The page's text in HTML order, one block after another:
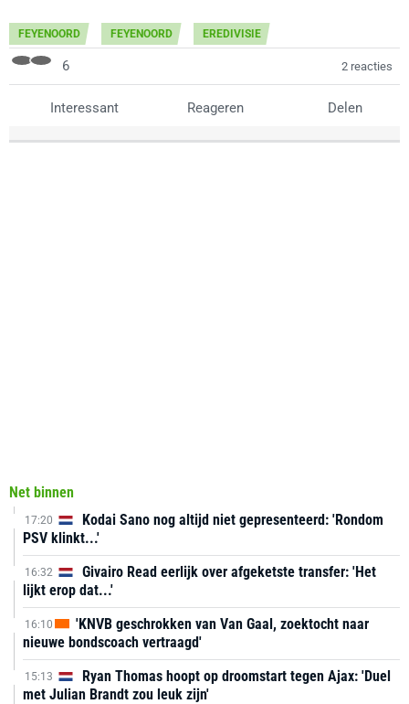
FEYENOORD FEYENOORD EREDIVISIE
6 2 reacties
Interessant Reageren Delen
Net binnen
17:20
Kodai Sano nog altijd niet gepresenteerd: 'Rondom
PSV klinkt...'
16:32
Givairo Read eerlijk over afgeketste transfer: 'Het
lijkt erop dat...'
16:10
'KNVB geschrokken van Van Gaal, zoektocht naar
nieuwe bondscoach vertraagd'
15:13
Ryan Thomas hoopt op droomstart tegen Ajax: 'Duel
met Julian Brandt zou leuk zijn'